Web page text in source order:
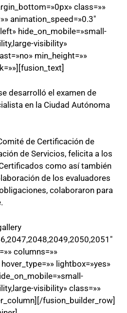
class=»»
animation_speed=»0.3″
hide_on_mobile=»small-
visibility»
min_height=»»
desarrolló el examen de
en la Ciudad Autónoma
de Certificación de
de Servicios, felicita a los
como así también
de los evaluadores
colaboraron para
columns=»»
lightbox=»yes»
visibility» class=»»
fusion_builder_row]